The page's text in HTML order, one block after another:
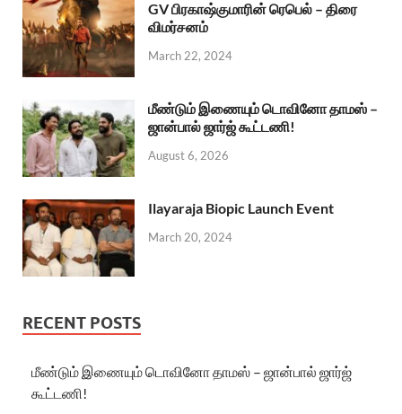
GV பிரகாஷ்குமாரின் ரெபெல் – திரை
விமர்சனம்
March 22, 2024
மீண்டும் இணையும் டொவினோ தாமஸ் –
ஜான்பால் ஜார்ஜ் கூட்டணி!
August 6, 2026
Ilayaraja Biopic Launch Event
March 20, 2024
RECENT POSTS
மீண்டும் இணையும் டொவினோ தாமஸ் – ஜான்பால் ஜார்ஜ்
கூட்டணி!